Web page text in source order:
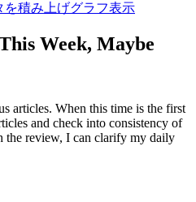
を積み上げグラフ表示
Week, Maybe
articles. When this time is the first
and check into consistency of
the review, I can clarify my daily